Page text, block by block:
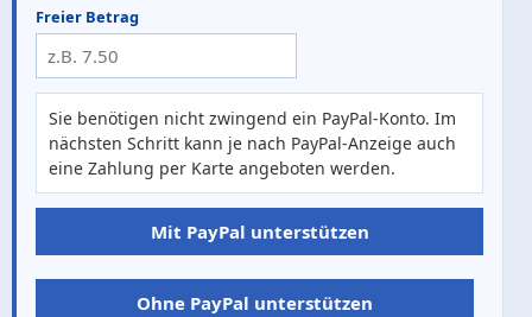
Freier Betrag
Sie benötigen nicht zwingend ein PayPal-Konto. Im
nächsten Schritt kann je nach PayPal-Anzeige auch
eine Zahlung per Karte angeboten werden.
Mit PayPal unterstützen
Ohne PayPal unterstützen